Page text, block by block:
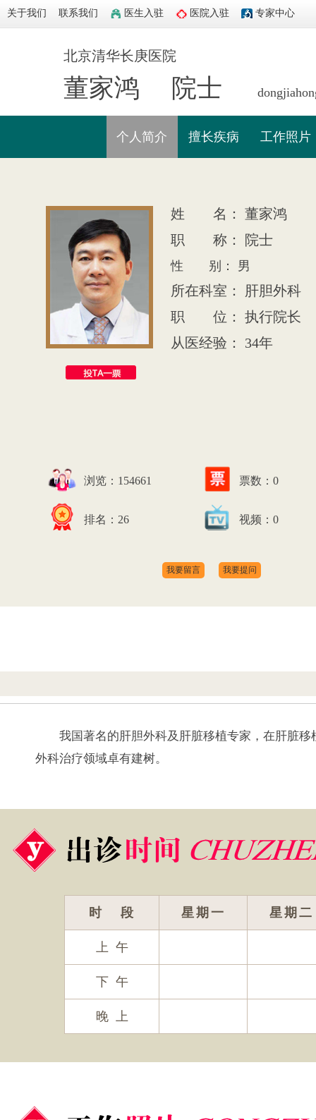
关于我们 联系我们 医生入驻 医院入驻 专家中心
北京清华长庚医院
董家鸿 院士
个人简介 擅长疾病 工作照片
姓 名： 董家鸿
职 称： 院士
性 别： 男
所在科室： 肝胆外科
职 位： 执行院长
从医经验： 34年
浏览：154661 票数： 0
排名：26 视频：0
我要留言 我要提问
我国著名的肝胆外科及肝脏移植专家，在肝脏
外科治疗领域卓有建树。
时 段 星期一 星期二
上 午
下 午
晚 上